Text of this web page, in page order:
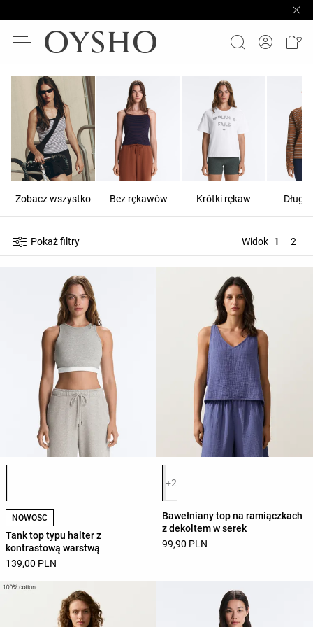
Zobacz wszystko Bez rękawów Krótki rękaw Długi
Pokaż filtry Widok 1 2
NOWOŚĆ
Tank top typu halter z
kontrastową warstwą
139,00 PLN
Lista kolorów produktu
+2
Bawełniany top na ramiączkach
z dekoltem w serek
99,90 PLN